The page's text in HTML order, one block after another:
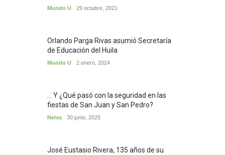
Mundo U 29 octubre, 2021
Orlando Parga Rivas asumió Secretaría
de Educación del Huila
Mundo U 2 enero, 2024
... Y ¿Qué pasó con la seguridad en las
fiestas de San Juan y San Pedro?
Neiva 30 junio, 2025
José Eustasio Rivera, 135 años de su